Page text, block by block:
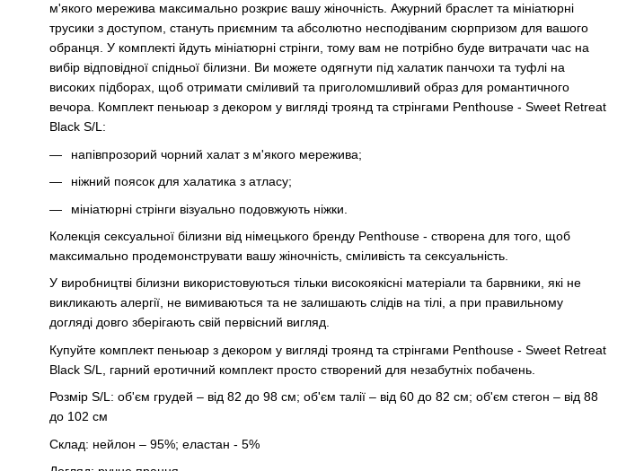
м'якого мережива максимально розкриє вашу жіночність. Ажурний браслет та мініатюрні
трусики з доступом, стануть приємним та абсолютно несподіваним сюрпризом для вашого
обранця. У комплекті йдуть мініатюрні стрінги, тому вам не потрібно буде витрачати час на
вибір відповідної спідньої білизни. Ви можете одягнути під халатик панчохи та туфлі на
високих підборах, щоб отримати сміливий та приголомшливий образ для романтичного
вечора. Комплект пеньюар з декором у вигляді троянд та стрінгами Penthouse - Sweet Retreat
Black S/L:
напівпрозорий чорний халат з м'якого мережива;
ніжний поясок для халатика з атласу;
мініатюрні стрінги візуально подовжують ніжки.
Колекція сексуальної білизни від німецького бренду Penthouse - створена для того, щоб
максимально продемонструвати вашу жіночність, сміливість та сексуальність.
У виробництві білизни використовуються тільки високоякісні матеріали та барвники, які не
викликають алергії, не вимиваються та не залишають слідів на тілі, а при правильному
догляді довго зберігають свій первісний вигляд.
Купуйте комплект пеньюар з декором у вигляді троянд та стрінгами Penthouse - Sweet Retreat
Black S/L, гарний еротичний комплект просто створений для незабутніх побачень.
Розмір S/L: об'єм грудей – від 82 до 98 см; об'єм талії – від 60 до 82 см; об'єм стегон – від 88
до 102 см
Склад: нейлон – 95%; еластан - 5%